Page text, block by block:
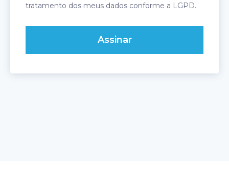
tratamento dos meus dados conforme a LGPD.